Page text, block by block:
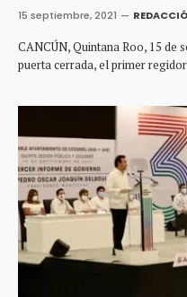
15 septiembre, 2021
CANCÚN, Quintana Roo, 15 de
puerta cerrada, el primer